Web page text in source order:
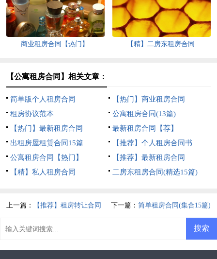
商业租房合同【热门】 【精】二房东租房合同
【公寓租房合同】相关文章：
简单版个人租房合同
【热门】商业租房合同
租房协议范本
公寓租房合同(13篇)
【热门】最新租房合同
最新租房合同【荐】
出租房屋租赁合同15篇
【推荐】个人租房合同书
公寓租房合同【热门】
【推荐】最新租房合同
【精】私人租房合同
二房东租房合同(精选15篇)
上一篇： 【推荐】租房转让合同 下一篇： 简单租房合同(集合15篇)